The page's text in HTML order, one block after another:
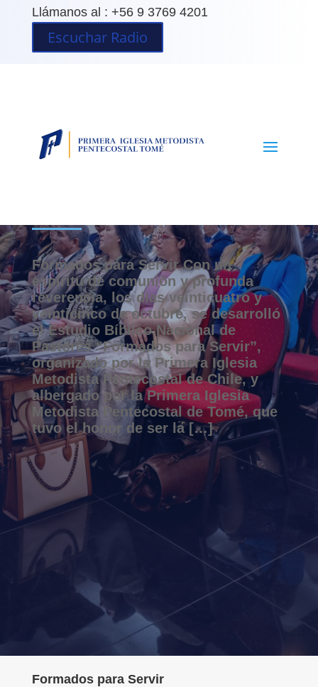
Llámanos al : +56 9 3769 4201
Escuchar Radio
Formados para Servir Con un
espíritu de comunión y profunda
reverencia, los días veinticuatro y
veinticinco de octubre, se desarrolló
el Estudio Bíblico Nacional de
Pastores “Formados para Servir”,
organizado por la Primera Iglesia
Metodista Pentecostal de Chile, y
albergado por la Primera Iglesia
Metodista Pentecostal de Tomé, que
tuvo el honor de ser la […]
Formados para Servir